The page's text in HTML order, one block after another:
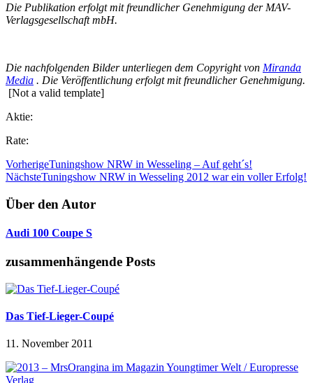
Die Publikation erfolgt mit freundlicher Genehmigung der MAV-
Verlagsgesellschaft mbH.
Die nachfolgenden Bilder unterliegen dem Copyright von Miranda
Media . Die Veröffentlichung erfolgt mit freundlicher Genehmigung.
[Not a valid template]
Aktie:
Rate:
VorherigeTuningshow NRW in Wesseling – Auf geht´s!
NächsteTuningshow NRW in Wesseling 2012 war ein voller Erfolg!
Über den Autor
Audi 100 Coupe S
zusammenhängende Posts
Das Tief-Lieger-Coupé
11. November 2011